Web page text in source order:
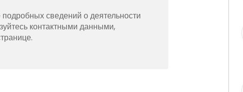
сведений о деятельности
контактными данными,